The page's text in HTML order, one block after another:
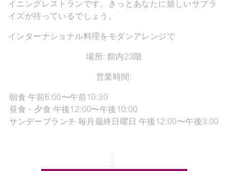
イニングレストランです。きっとあなたに嬉しいサプラ
イズが待っているでしょう。
インターナショナル料理をモダンアレンジで
場所: 館内23階
営業時間:
朝食 午前6:00〜午前10:30
昼食・夕食 午後12:00〜午後10:00
サンデーブランチ 毎月最終日曜日 午後12:00〜午後3:00